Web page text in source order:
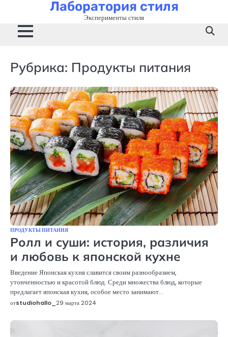
содержимому
Лаборатория стиля
Эксперименты стиля
Рубрика: Продукты питания
ПРОДУКТЫ ПИТАНИЯ
Ролл и суши: история, различия
и любовь к японской кухне
Введение Японская кухня славится своим разнообразием,
утонченностью и красотой блюд. Среди множества блюд, которые
предлагает японская кухня, особое место занимают…
отstudiohallo_ 29 марта 2024